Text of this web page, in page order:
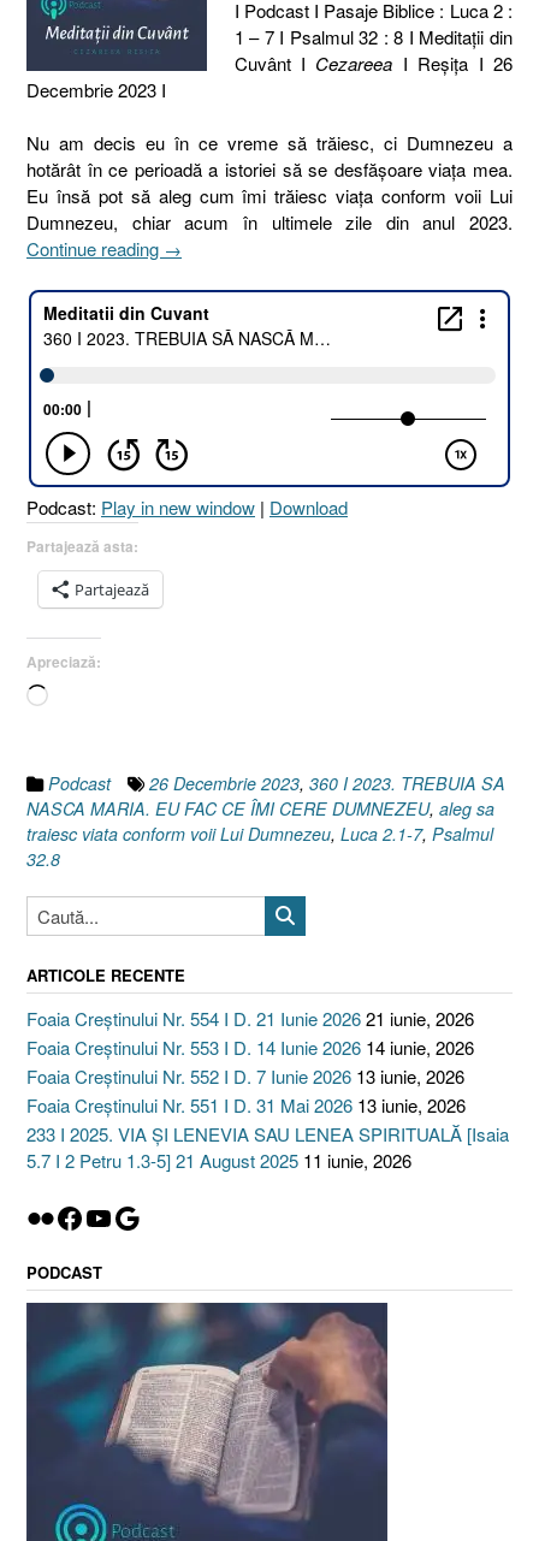
I Podcast I Pasaje Biblice : Luca 2 :
1 – 7 I Psalmul 32 : 8 I Meditaţii din
Cuvânt I Cezareea I Reşiţa I 26
Decembrie 2023 I
Nu am decis eu în ce vreme să trăiesc, ci Dumnezeu a
hotărât în ce perioadă a istoriei să se desfășoare viața mea.
Eu însă pot să aleg cum îmi trăiesc viața conform voii Lui
Dumnezeu, chiar acum în ultimele zile din anul 2023.
Continue reading „360
2023.
TREBUIA
SĂ
EU
FAC
CE
ÎMI
→
Podcast: Play in new window | Download
Partajează asta:
Partajează
Apreciază:
Încarc...
Podcast 26 Decembrie 2023, 360 I 2023. TREBUIA SA
NASCA MARIA. EU FAC CE ÎMI CERE DUMNEZEU, aleg sa
traiesc viata conform voii Lui Dumnezeu, Luca 2.1-7, Psalmul
32.8
ARTICOLE RECENTE
Foaia Creștinului Nr. 554 I D. 21 Iunie 202621 iunie, 2026
Foaia Creștinului Nr. 553 I D. 14 Iunie 2026 14 iunie, 2026
Foaia Creștinului Nr. 552 I D. 7 Iunie 2026 13 iunie, 2026
Foaia Creștinului Nr. 551 I D. 31 Mai 2026 13 iunie, 2026
233 I 2025. VIA ȘI LENEVIA SAU LENEA SPIRITUALĂ [Isaia
5.7 I 2 Petru 1.3-5] 21 August 2025 11 iunie, 2026
Flickr
Facebook
YouTube
Google
PODCAST